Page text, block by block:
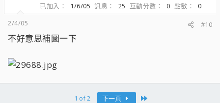
已加入
1/6/05 訊息 25 互動分數 0 點數
0
2/4/05
#10
不好意思補圖一下
1 of 2 下一頁